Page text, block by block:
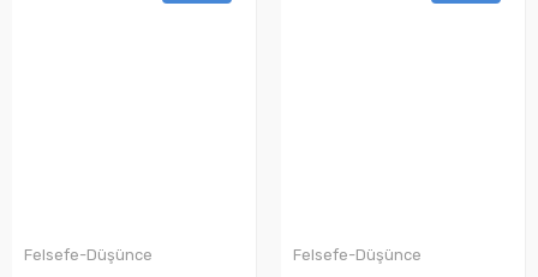
Felsefe-Düşünce
Felsefe-Düşünce